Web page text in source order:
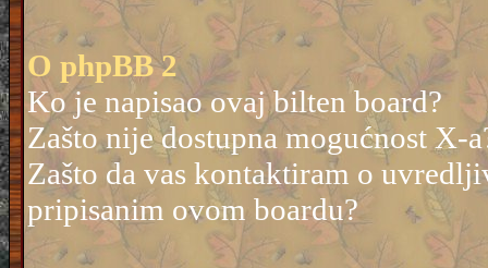
O phpBB 2
Ko je napisao ovaj bilten board?
Zašto nije dostupna mogućnost X-
Zašto da vas kontaktiram o
pripisanim ovom boardu?